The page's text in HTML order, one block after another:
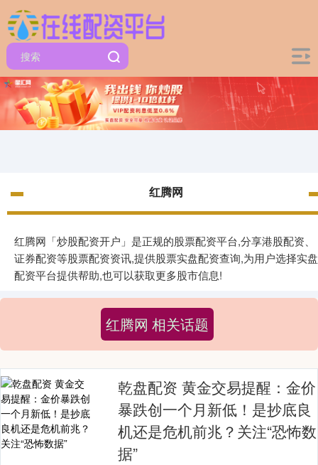
红腾网
红腾网「炒股配资开户」是正规的股票配资平台,分享港股配资、
证券配资等股票配资资讯,提供股票实盘配资查询,为用户选择实盘
配资平台提供帮助,也可以获取更多股市信息!
红腾网 相关话题
乾盘配资 黄金交易提醒：金价
暴跌创一个月新低！是抄底良
机还是危机前兆？关注“恐怖数
据”